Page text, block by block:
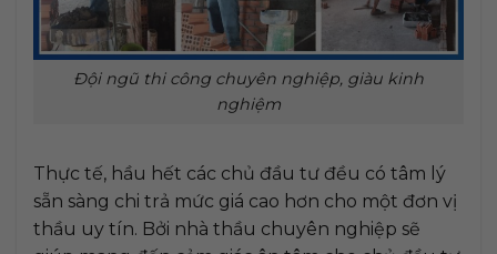
Đội ngũ thi công chuyên nghiệp, giàu kinh
nghiệm
Thực tế, hầu hết các chủ đầu tư đều có tâm lý
sẵn sàng chi trả mức giá cao hơn cho một đơn vị
thầu uy tín. Bởi nhà thầu chuyên nghiệp sẽ